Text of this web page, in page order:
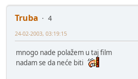
Truba
4
24-02-2003, 03:19:15
mnogo nade polažem u taj film
nadam se da neće biti